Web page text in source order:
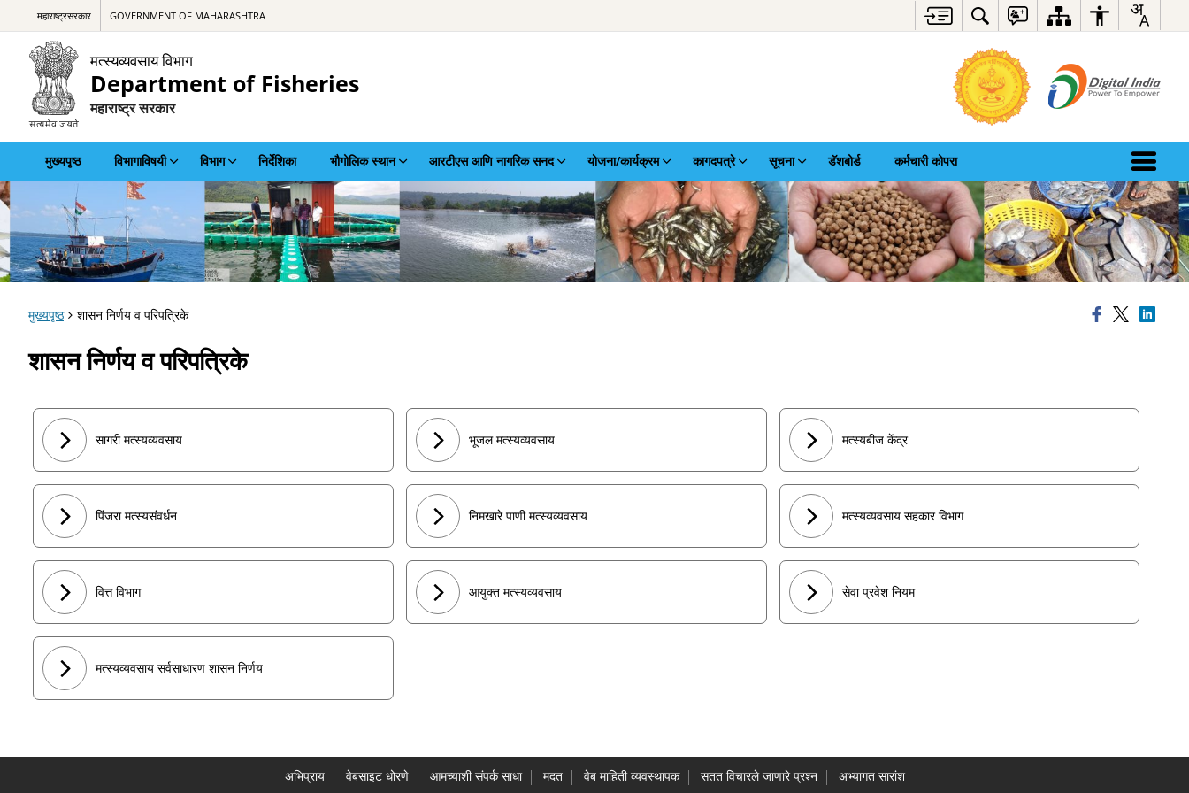
महाराष्ट्रसरकार GOVERNMENT OF MAHARASHTRA
मत्स्यव्यवसाय विभाग
Department of Fisheries
महाराष्ट्र सरकार
मुख्यपृष्ठ विभागाविषयी विभाग निर्देशिका भौगोलिक स्थान आरटीएस आणि नागरिक सनद योजना/कार्यक्रम कागदपत्रे सूचना डॅशबोर्ड कर्मचारी कोपरा
मुख्यपृष्ठ शासन निर्णय व परिपत्रिके
शासन निर्णय व परिपत्रिके
सागरी मत्स्यव्यवसाय भूजल मत्स्यव्यवसाय मत्स्यबीज केंद्र
पिंजरा मत्स्यसंवर्धन निमखारे पाणी मत्स्यव्यवसाय मत्स्यव्यवसाय सहकार विभाग
वित्त विभाग आयुक्त मत्स्यव्यवसाय सेवा प्रवेश नियम
मत्स्यव्यवसाय सर्वसाधारण शासन निर्णय
अभिप्राय वेबसाइट धोरणे आमच्याशी संपर्क साधा मदत वेब माहिती व्यवस्थापक सतत विचारले जाणारे प्रश्न अभ्यागत सारांश